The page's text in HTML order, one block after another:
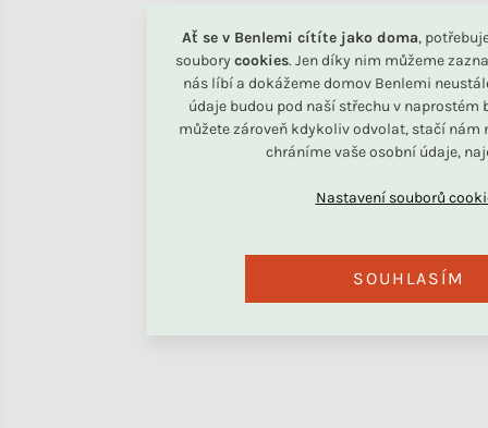
Ať se v Benlemi cítíte jako doma,
soubory cookies. Jen díky nim můžeme
nás líbí a dokážeme domov Benlemi
údaje budou pod naší střechu v naprostém
můžete zároveň kdykoliv odvolat, stačí nám
chráníme vaše osobní údaje,
SOUHLASÍM